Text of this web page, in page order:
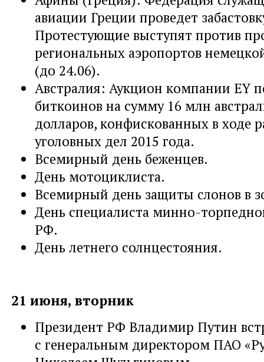
авиации Греции проведет
Протестующие выступят против
региональных аэропортов
(до 24.06).
Австралия: Аукцион компании EY
биткоинов на сумму 16 млн
долларов, конфискованных в ходе
уголовных дел 2015 года.
Всемирный день беженцев.
День мотоциклиста.
Всемирный день защиты слонов в
День специалиста минно-
РФ.
День летнего солнцестояния.
21 июня, вторник
Президент РФ Владимир Путин
с генеральным директором ПАО